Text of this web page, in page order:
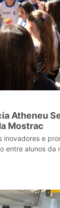
Atheneu
Mostrac
inovadores e
entre alunos da